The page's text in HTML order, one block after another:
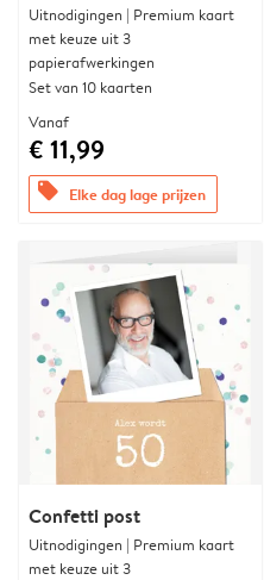
Uitnodigingen | Premium kaart
met keuze uit 3
papierafwerkingen
Set van 10 kaarten
Vanaf
€ 11,99
offers Elke dag lage prijzen
Confetti post
Uitnodigingen | Premium kaart
met keuze uit 3